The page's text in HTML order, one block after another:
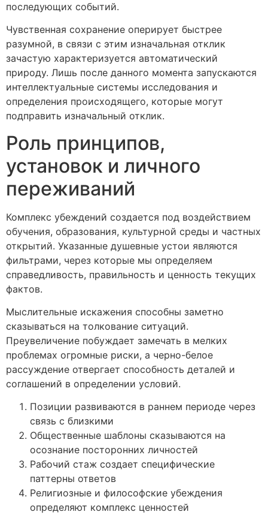
последующих событий.
Чувственная сохранение оперирует быстрее
разумной, в связи с этим изначальная отклик
зачастую характеризуется автоматический
природу. Лишь после данного момента запускаются
интеллектуальные системы исследования и
определения происходящего, которые могут
подправить изначальный отклик.
Роль принципов,
установок и личного
переживаний
Комплекс убеждений создается под воздействием
обучения, образования, культурной среды и частных
открытий. Указанные душевные устои являются
фильтрами, через которые мы определяем
справедливость, правильность и ценность текущих
фактов.
Мыслительные искажения способны заметно
сказываться на толкование ситуаций.
Преувеличение побуждает замечать в мелких
проблемах огромные риски, а черно-белое
рассуждение отвергает способность деталей и
соглашений в определении условий.
Позиции развиваются в раннем периоде через
связь с близкими
Общественные шаблоны сказываются на
осознание посторонних личностей
Рабочий стаж создает специфические
паттерны ответов
Религиозные и философские убеждения
определяют комплекс ценностей